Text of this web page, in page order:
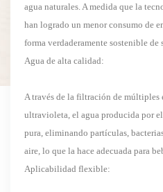
agua naturales. A medida que la
han logrado un menor consumo de
forma verdaderamente sostenible de
Agua de alta calidad:
A través de la filtración de múltiples
ultravioleta, el agua producida por el
pura, eliminando partículas,
aire, lo que la hace adecuada para
Aplicabilidad flexible: